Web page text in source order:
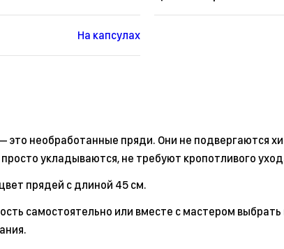
На капсулах
это необработанные пряди. Они не подвергаются
укладываются, не требуют кропотливого
прядей с длиной 45 см.
самостоятельно или вместе с мастером